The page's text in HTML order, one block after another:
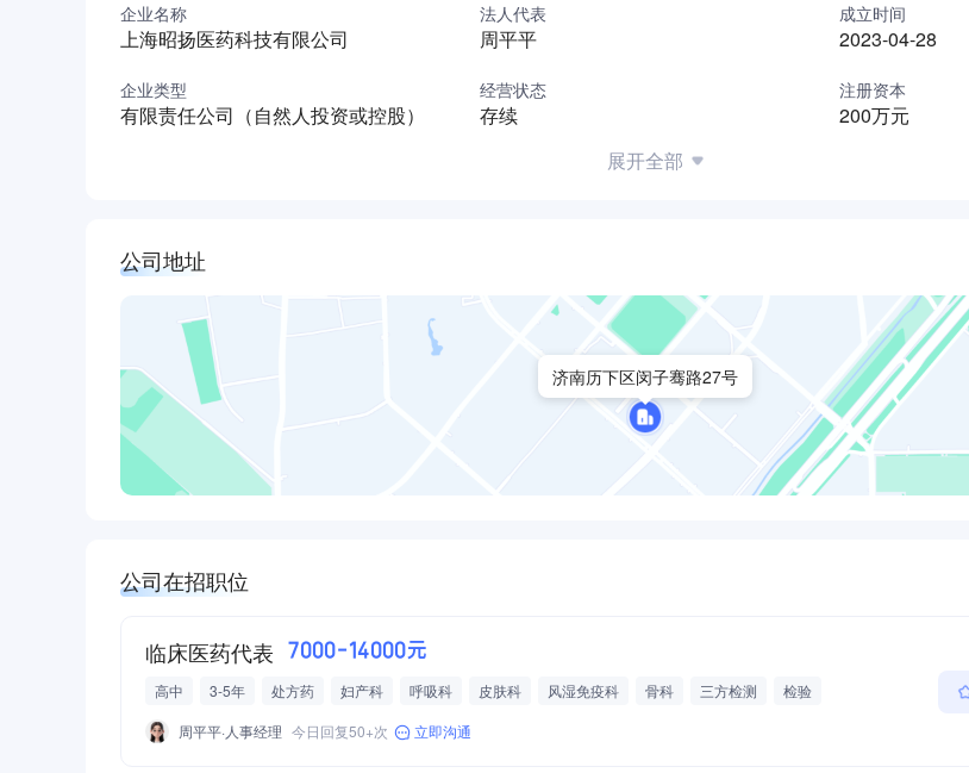
企业名称
上海昭扬医药科技有限公司
法人代表
周平平
成立时间
2023-04-28
企业类型
有限责任公司（自然人投资或控股）
经营状态
存续
注册资本
200万元
展开全部
公司地址
济南历下区闵子骞路27号
公司在招职位
临床医药代表 7000-14000元
高中 3-5年 处方药 妇产科 呼吸科 皮肤科 风湿免疫科 骨科 三方检测
检验
医院/诊所服务
周平平·人事经理 今日回复50+次 立即沟通